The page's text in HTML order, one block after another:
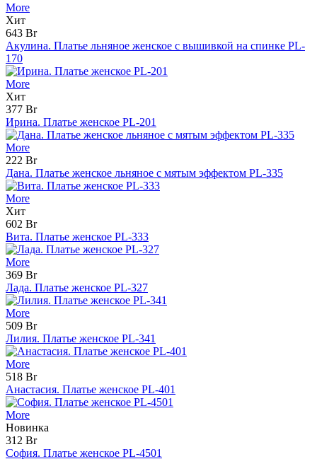
More
Хит
643 Br
Акулина. Платье льняное женское с вышивкой на спинке PL-
170
More
Хит
377 Br
Ирина. Платье женское PL-201
More
222 Br
Дана. Платье женское льняное с мятым эффектом PL-335
More
Хит
602 Br
Вита. Платье женское PL-333
More
369 Br
Лада. Платье женское PL-327
More
509 Br
Лилия. Платье женское PL-341
More
518 Br
Анастасия. Платье женское PL-401
More
Новинка
312 Br
София. Платье женское PL-4501